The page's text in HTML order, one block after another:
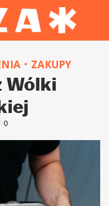
ZAKUPY
Wólki
0